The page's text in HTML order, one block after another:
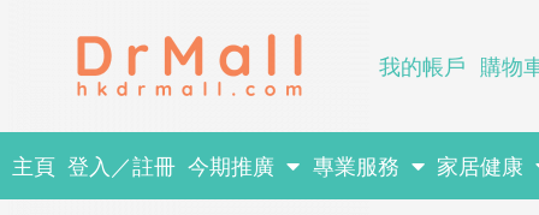
content
我的帳戶 購物
主頁 登入／註冊 今期推廣 專業服務 家居健康